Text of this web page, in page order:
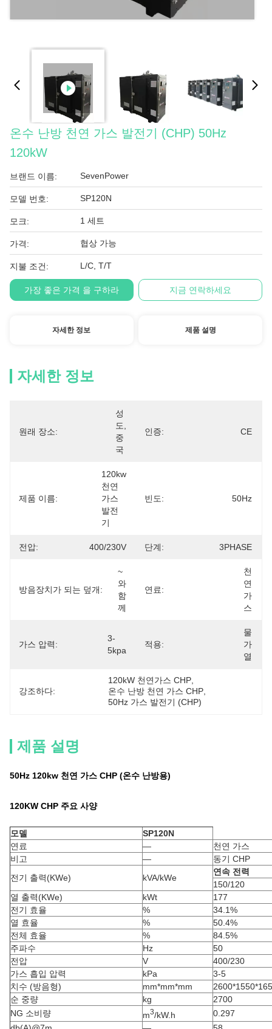
온수 난방 천연 가스 발전기 (CHP) 50Hz
120kW
브랜드 이름: SevenPower
모델 번호: SP120N
모크: 1 세트
가격: 협상 가능
지불 조건: L/C, T/T
가장 좋은 가격 을 구하라 지금 연락하세요
자세한 정보 제품 설명
자세한 정보
원래 장소:
성
도,
중
국
인증: CE
제품 이름:
120kw
천연
가스
발전
기
빈도: 50Hz
전압: 400/230V 단계: 3PHASE
방음장치가 되는 덮개:
~
와
함
께
연료:
천
연
가
스
가스 압력:
3-
5kpa
적용:
물
가
열
강조하다:
120kW 천연가스 CHP
온수 난방 천연 가스 CHP
50Hz 가스 발전기 (CHP)
제품 설명
50Hz 120kw 천연 가스 CHP (온수 난방용)
120KW CHP 주요 사양
모델
SP120N
연료
—
천연 가스
비고
—
동기 CHP
전기 출력(KWe)
kVA/kWe
연속 전력
150/120
열 출력(KWe)
kWt
177
전기 효율
%
34.1%
열 효율
%
50.4%
전체 효율
%
84.5%
주파수
Hz
50
전압
V
400/230
가스 흡입 압력
kPa
3-5
치수 (방음형)
mm*mm*mm
순 중량
kg
2700
NG 소비량
m3/kW.h
0.297